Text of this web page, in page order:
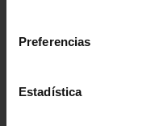
Preferencias
Estadística